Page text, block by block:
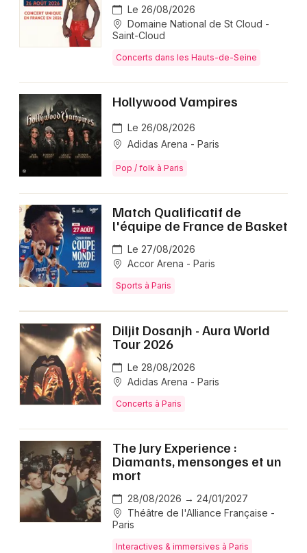
Le 26/08/2026
Domaine National de St Cloud -
Saint-Cloud
Concerts dans les Hauts-de-Seine
Hollywood Vampires
Le 26/08/2026
Adidas Arena - Paris
Pop / folk à Paris
Match Qualificatif de
l'équipe de France de Basket
Le 27/08/2026
Accor Arena - Paris
Sports à Paris
Diljit Dosanjh - Aura World
Tour 2026
Le 28/08/2026
Adidas Arena - Paris
Concerts à Paris
The Jury Experience :
Diamants, mensonges et un
mort
28/08/2026 → 24/01/2027
Théâtre de l'Alliance Française -
Paris
Interactives & immersives à Paris